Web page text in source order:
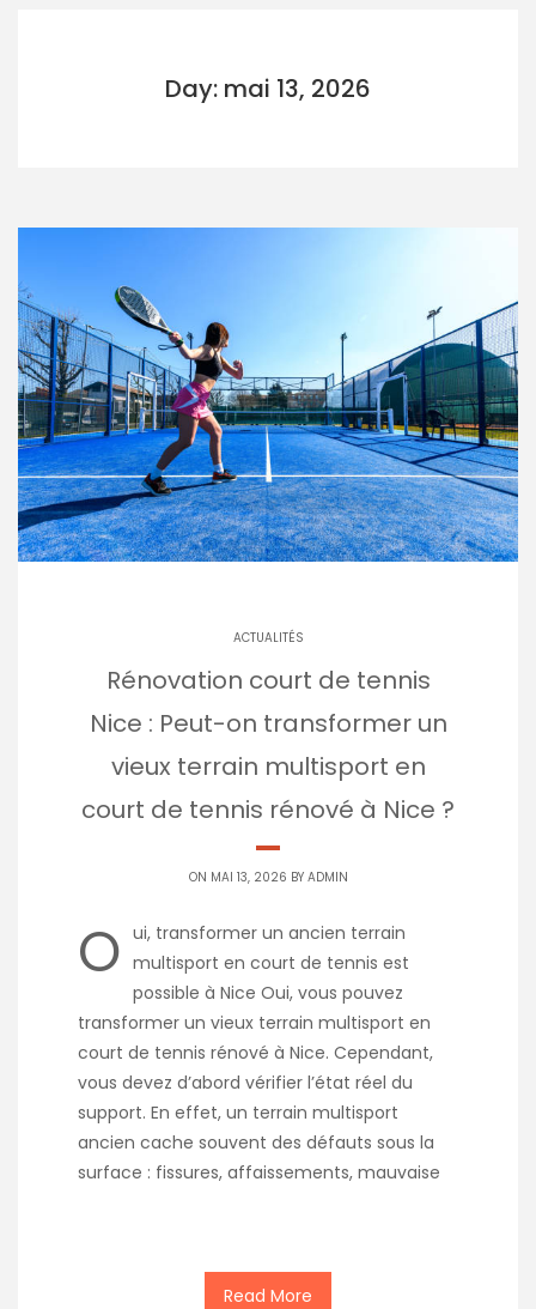
Day: mai 13, 2026
ACTUALITÉS
Rénovation court de tennis
Nice : Peut-on transformer un
vieux terrain multisport en
court de tennis rénové à Nice ?
ON MAI 13, 2026 BY ADMIN
O ui, transformer un ancien terrain
multisport en court de tennis est
possible à Nice Oui, vous pouvez
transformer un vieux terrain multisport en
court de tennis rénové à Nice. Cependant,
vous devez d’abord vérifier l’état réel du
support. En effet, un terrain multisport
ancien cache souvent des défauts sous la
surface : fissures, affaissements, mauvaise
Read More